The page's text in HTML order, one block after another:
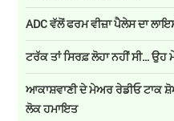
ADC ਵੱਲੋਂ ਫਰਮ ਵੀਜ਼ਾ ਪੈਲੇਸ ਦਾ
ਟਰੱਕ ਤਾਂ ਸਿਰਫ਼ ਲੋਹਾ ਨਹੀਂ ਸੀ… ਉਹ
ਆਕਾਸ਼ਵਾਣੀ ਦੇ ਮੇਅਰ ਰੇਡੀਓ ਟਾਕ
ਲੋਕ ਹਮਾਇਤ